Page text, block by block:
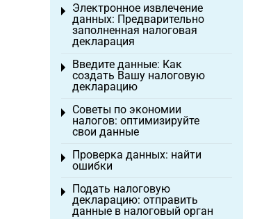
Электронное извлечение
данных: Предварительно
заполненная налоговая
декларация
Toggle menu
Введите данные: Как
создать Вашу налоговую
декларацию
Toggle menu
Советы по экономии
налогов: оптимизируйте
свои данные
Toggle menu
Проверка данных: найти
ошибки
Toggle menu
Подать налоговую
декларацию: отправить
данные в налоговый орган
Toggle menu